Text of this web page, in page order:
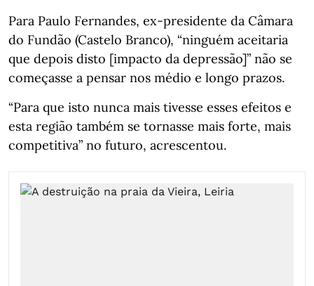
Para Paulo Fernandes, ex-presidente da Câmara
do Fundão (Castelo Branco), “ninguém aceitaria
que depois disto [impacto da depressão]” não se
começasse a pensar nos médio e longo prazos.
“Para que isto nunca mais tivesse esses efeitos e
esta região também se tornasse mais forte, mais
competitiva” no futuro, acrescentou.